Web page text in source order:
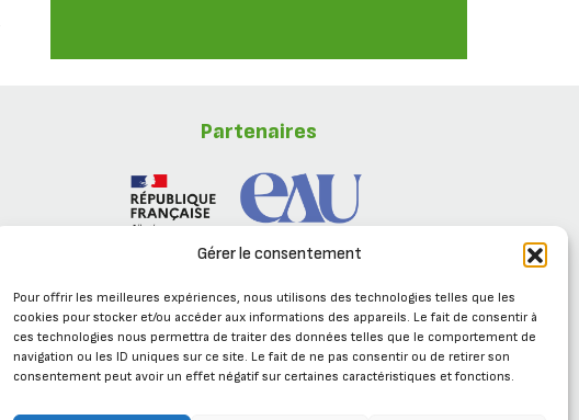
Gérer le consentement
Pour offrir les meilleures expériences, nous utilisons des technologies telles que les
cookies pour stocker et/ou accéder aux informations des appareils. Le fait de consentir à
ces technologies nous permettra de traiter des données telles que le comportement de
navigation ou les ID uniques sur ce site. Le fait de ne pas consentir ou de retirer son
consentement peut avoir un effet négatif sur certaines caractéristiques et fonctions.
Partenaires